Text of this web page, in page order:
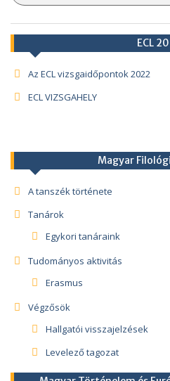
ECL
Az ECL vizsgaidőpontok 2022
ECL VIZSGAHELY
Magyar
A tanszék története
Tanárok
Egykori tanáraink
Tudományos aktivitás
Erasmus
Végzősök
Hallgatói visszajelzések
Levelező tagozat